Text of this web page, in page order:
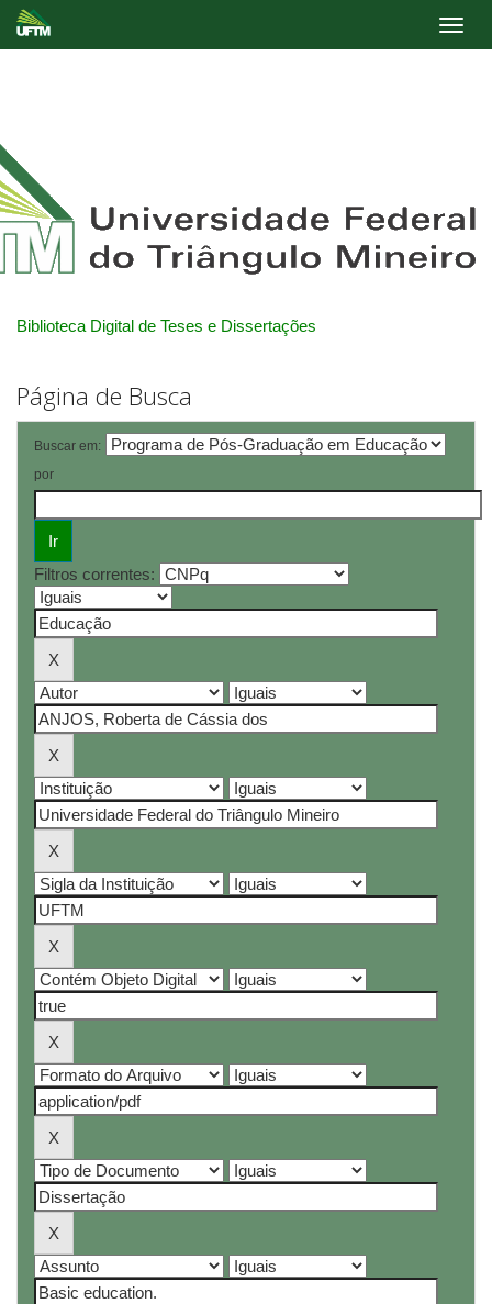
Biblioteca Digital de Teses e Dissertações
Página de Busca
Buscar em:
por
Filtros correntes: